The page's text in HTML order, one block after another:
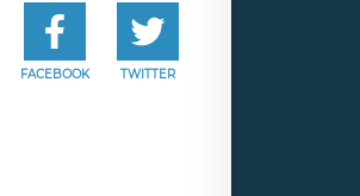
FACEBOOK TWITTER